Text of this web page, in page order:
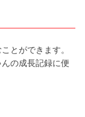
とができます。
の成長記録に便